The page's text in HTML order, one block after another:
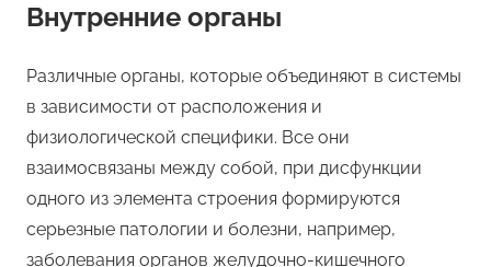
Внутренние органы
Различные органы, которые объединяют в системы
в зависимости от расположения и
физиологической специфики. Все они
взаимосвязаны между собой, при дисфункции
одного из элемента строения формируются
серьезные патологии и болезни, например,
заболевания органов желудочно-кишечного